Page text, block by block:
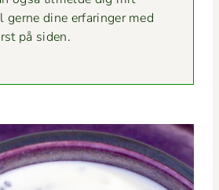
gerne dine erfaringer med
på siden.